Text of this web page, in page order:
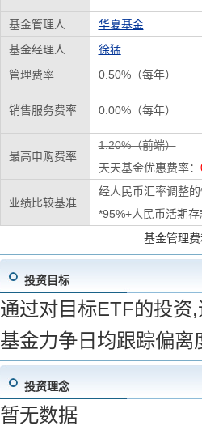
基金管理人
华夏基金
基金经理人
徐猛
管理费率
0.50%（每年）
销售服务费率 0.00%（每年）
最高申购费率
1.20%（前端）
天天基金优惠费率：
业绩比较基准
经人民币汇率调整
*95%+人民币活期
基金管理
投资目标
通过对目标ETF的投资
基金力争日均跟踪偏
投资理念
暂无数据